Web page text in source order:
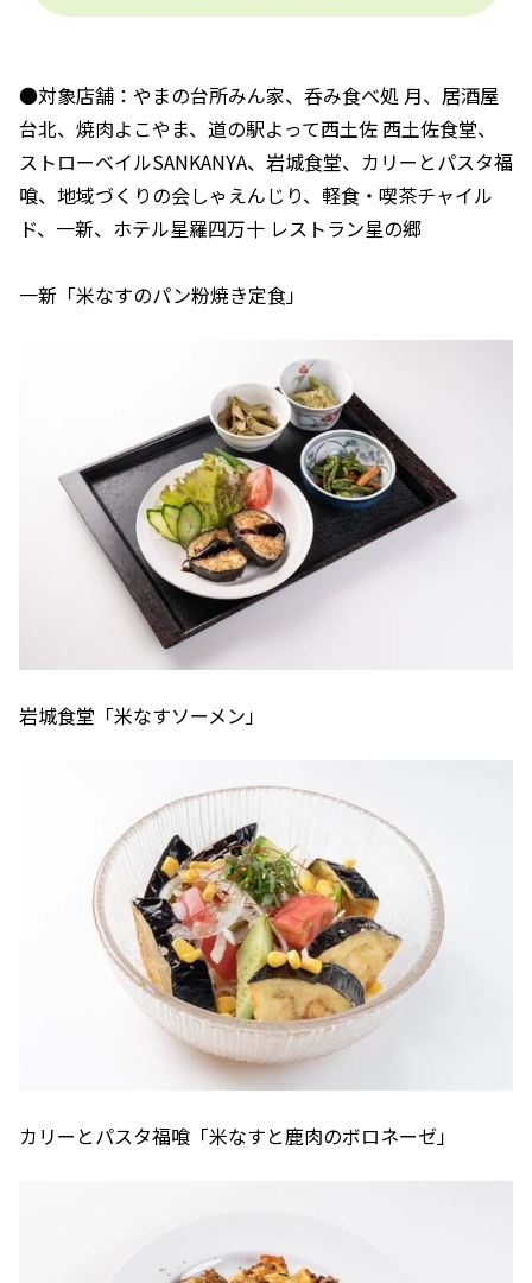
●対象店舗：やまの台所みん家、呑み食べ処 月、居酒屋
台北、焼肉よこやま、道の駅よって西土佐 西土佐食堂、
ストローベイルSANKANYA、岩城食堂、カリーとパスタ福
喰、地域づくりの会しゃえんじり、軽食・喫茶チャイル
ド、一新、ホテル星羅四万十 レストラン星の郷
一新「米なすのパン粉焼き定食」
岩城食堂「米なすソーメン」
カリーとパスタ福喰「米なすと鹿肉のボロネーゼ」